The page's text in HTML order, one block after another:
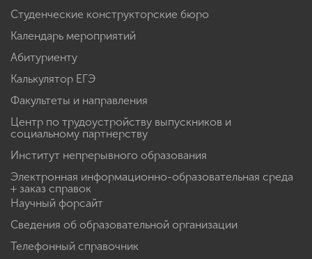
Студенческие конструкторские бюро
Календарь мероприятий
Абитуриенту
Калькулятор ЕГЭ
Факультеты и направления
Центр по трудоустройству выпускников и
социальному партнерству
Институт непрерывного образования
Электронная информационно-образовательная среда
+ заказ справок
Научный форсайт
Сведения об образовательной организации
Телефонный справочник